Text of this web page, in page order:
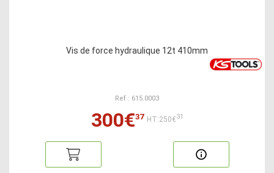
Vis de force hydraulique 12t 410mm
Ref : 615.0003
300€37 HT:250€31